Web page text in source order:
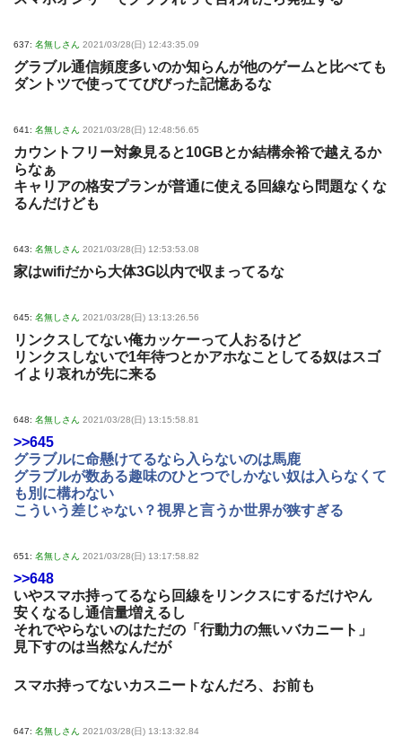
637: 名無しさん 2021/03/28(日) 12:43:35.09
グラブル通信頻度多いのか知らんが他のゲームと比べても
ダントツで使っててびびった記憶あるな
641: 名無しさん 2021/03/28(日) 12:48:56.65
カウントフリー対象見ると10GBとか結構余裕で越えるか
らなぁ
キャリアの格安プランが普通に使える回線なら問題なくな
るんだけども
643: 名無しさん 2021/03/28(日) 12:53:53.08
家はwifiだから大体3G以内で収まってるな
645: 名無しさん 2021/03/28(日) 13:13:26.56
リンクスしてない俺カッケーって人おるけど
リンクスしないで1年待つとかアホなことしてる奴はスゴ
イより哀れが先に来る
648: 名無しさん 2021/03/28(日) 13:15:58.81
>>645
グラブルに命懸けてるなら入らないのは馬鹿
グラブルが数ある趣味のひとつでしかない奴は入らなくて
も別に構わない
こういう差じゃない？視界と言うか世界が狭すぎる
651: 名無しさん 2021/03/28(日) 13:17:58.82
>>648
いやスマホ持ってるなら回線をリンクスにするだけやん
安くなるし通信量増えるし
それでやらないのはただの「行動力の無いバカニート」
見下すのは当然なんだが
スマホ持ってないカスニートなんだろ、お前も
647: 名無しさん 2021/03/28(日) 13:13:32.84